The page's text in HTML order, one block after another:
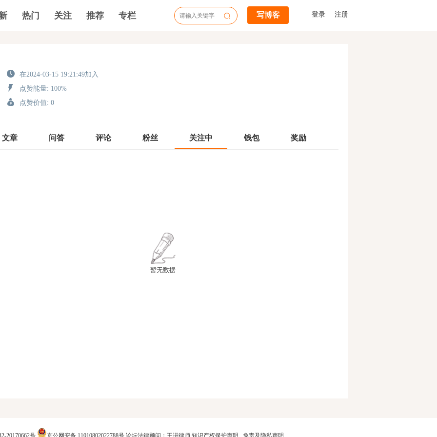
热门 关注 推荐 专栏 写博客 登录 注册
在2024-03-15 19:21:49加入
点赞能量: 100%
点赞价值: 0
文章 问答 评论 粉丝 关注中 钱包 奖励
暂无数据
20170662号 京公网安备 11010802022788号 论坛法律顾问：王进律师 知识产权保护声明 免责及隐私声明